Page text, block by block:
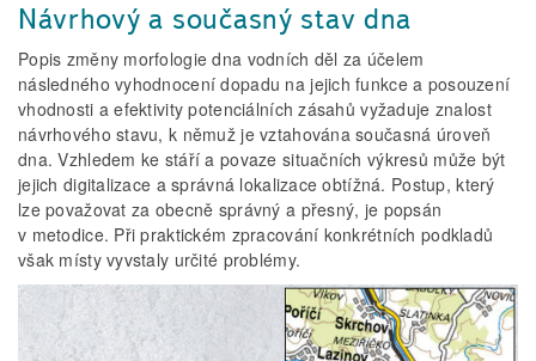
Návrhový a současný stav dna
Popis změny morfologie dna vodních děl za účelem
následného vyhodnocení dopadu na jejich funkce a posouzení
vhodnosti a efektivity potenciálních zásahů vyžaduje znalost
návrhového stavu, k němuž je vztahována současná úroveň
dna. Vzhledem ke stáří a povaze situačních výkresů může být
jejich digitalizace a správná lokalizace obtížná. Postup, který
lze považovat za obecně správný a přesný, je popsán
v metodice. Při praktickém zpracování konkrétních podkladů
však místy vyvstaly určité problémy.